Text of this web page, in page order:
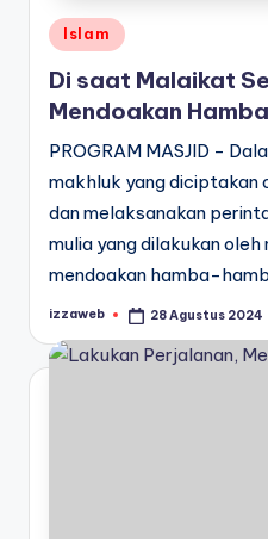
Posted
in
Islam
Di saat Malaikat
Mendoakan
PROGRAM MASJID -
makhluk yang diciptakan
dan melaksanakan
mulia yang dilakukan
mendoakan hamba-
Posted
izzaweb 28 Agustus 2024